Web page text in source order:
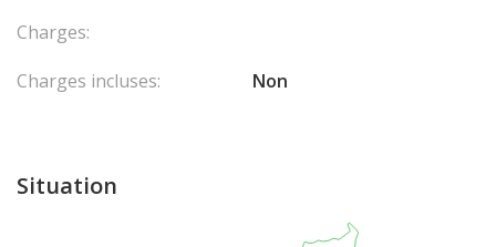
Charges:
Charges incluses:
Non
Situation